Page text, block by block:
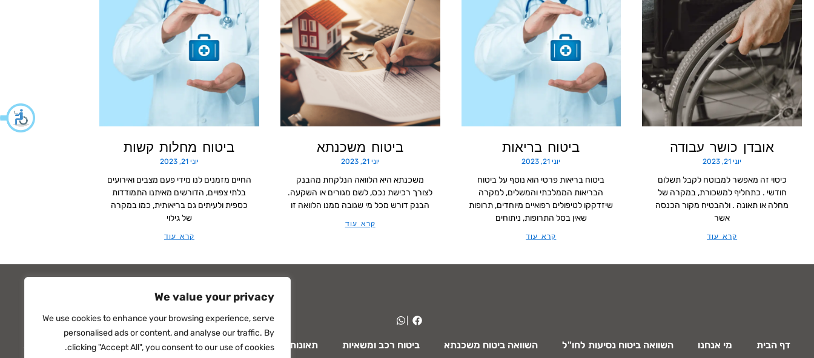
We value your privacy
We use cookies to enhance your browsing experience, serve
personalised ads or content, and analyse our traffic. By
clicking "Accept All", you consent to our use of cookies.
אובדן כושר עבודה
יוני 21, 2023
כיסוי זה מאפשר למבוטח לקבל תשלום
חודשי . כתחליף למשכורת, במקרה של
מחלה או תאונה . ולהבטיח מקור הכנסה
אשר
קרא עוד
ביטוח בריאות
יוני 21, 2023
ביטוח בריאות פרטי הוא נוסף על ביטוח
הבריאות הממלכתי והמשלים, למקרה
שיזדקקו לטיפולים רפואיים מיוחדים, תרופות
שאין בסל התרופות, ניתוחים
קרא עוד
ביטוח משכנתא
יוני 21, 2023
משכנתא היא הלוואה הנלקחת מהבנק
לצורך רכישת נכס, לשם מגורים או השקעה.
הבנק דורש מכל מי שגובה ממנו הלוואה זו
קרא עוד
ביטוח מחלות קשות
יוני 21, 2023
החיים מזמנים לנו מידי פעם מצבים ואירועים
בלתי צפויים, הדורשים מאיתנו התמודדות
כספית ולעיתים גם בריאותית, כמו במקרה
של גילוי
קרא עוד
דף הבית מי אנחנו השוואה ביטוח נסיעות לחו"ל השוואה ביטוח משכנתא ביטוח רכב ומשאיות תאונות אישיות סדר בתיק הביטוח מאמרים סקירה כלכלית